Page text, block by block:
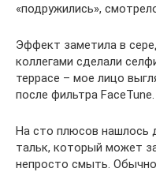
«подружились»,
Эффект заметила в
коллегами сделали
террасе – мое лицо
после фильтра FaceTune.
На сто плюсов нашлось
тальк, который может
непросто смыть.